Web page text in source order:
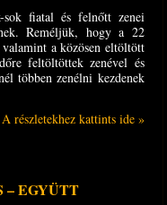
sok fiatal és felnőtt zenei
Reméljük, hogy a 22
a közösen eltöltött
feltöltöttek zenével és
többen zenélni kezdenek
A részletekhez kattints ide »
– EGYÜTT